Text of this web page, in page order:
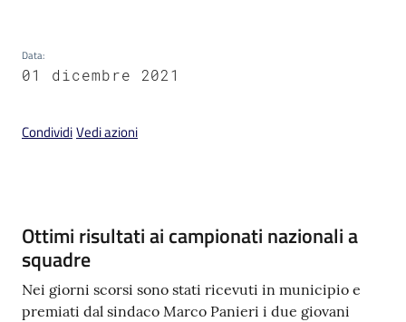
i
s
a
m
o
l
a
Data:
01 dicembre 2021
CondividiVedi azioni
Contenuto
Ottimi risultati ai campionati nazionali a
squadre
Nei giorni scorsi sono stati ricevuti in municipio e
premiati dal sindaco Marco Panieri i due giovani